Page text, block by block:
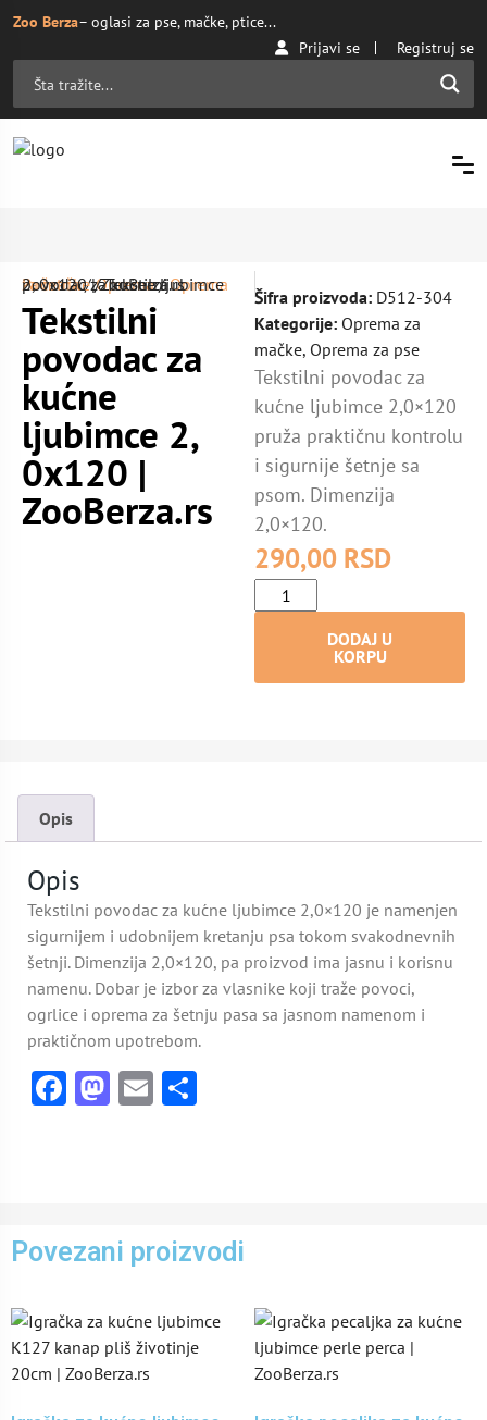
Zoo Berza– oglasi za pse, mačke, ptice...
Prijavi se
Registruj se
Početna/Oprema/
Oprema za mačke
/ Tekstilni povodac za kućne ljubimce 2, 0x120 | ZooBerza.rs
Tekstilni
povodac za
kućne
ljubimce 2,
0x120 |
ZooBerza.rs
Šifra proizvoda: D512-304
Kategorije: Oprema za
mačke, Oprema za pse
Tekstilni povodac za
kućne ljubimce 2,0×120
pruža praktičnu kontrolu
i sigurnije šetnje sa
psom. Dimenzija
2,0×120.
290,00 RSD
DODAJ U
KORPU
Opis
Opis
Tekstilni povodac za kućne ljubimce 2,0×120 je namenjen
sigurnijem i udobnijem kretanju psa tokom svakodnevnih
šetnji. Dimenzija 2,0×120, pa proizvod ima jasnu i korisnu
namenu. Dobar je izbor za vlasnike koji traže povoci,
ogrlice i oprema za šetnju pasa sa jasnom namenom i
praktičnom upotrebom.
Facebook
Mastodon
Email
Povezani proizvodi